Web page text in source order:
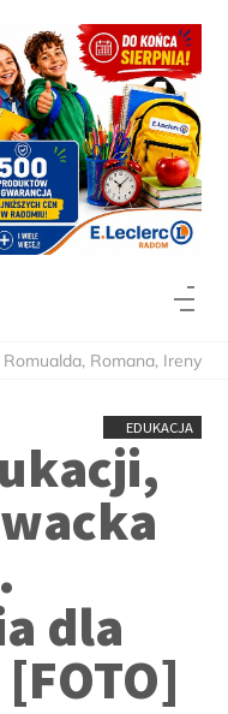
Romualda, Romana, Ireny
EDUKACJA
dla